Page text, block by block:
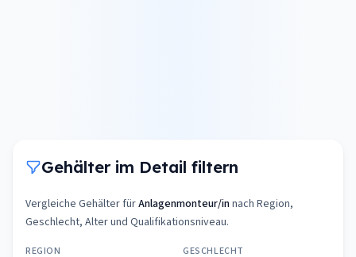
Gehälter im Detail filtern
Vergleiche Gehälter fürAnlagenmonteur/innach Region,
Geschlecht, Alter und Qualifikationsniveau.
REGION GESCHLECHT